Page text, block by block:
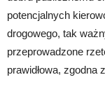
potencjalnych
drogowego, tak
przeprowadzone
prawidłowa,